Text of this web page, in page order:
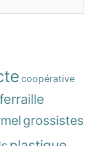
coopérative
ferraille
grossistes